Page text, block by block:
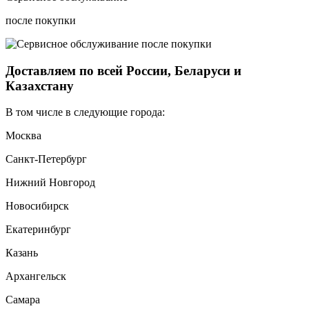
после покупки
Доставляем по всей России, Беларуси и
Казахстану
В том числе в следующие города:
Москва
Санкт-Петербург
Нижний Новгород
Новосибирск
Екатеринбург
Казань
Архангельск
Самара